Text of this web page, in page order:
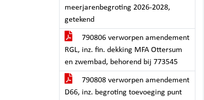
meerjarenbegroting 2026-2028,
getekend
790806 verworpen amendement
RGL, inz. fin. dekking MFA Ottersum
en zwembad, behorend bij 773545
790808 verworpen amendement
D66, inz. begroting toevoeging punt